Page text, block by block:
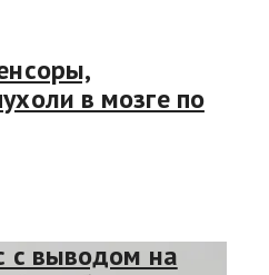
в мозге по
с выводом на